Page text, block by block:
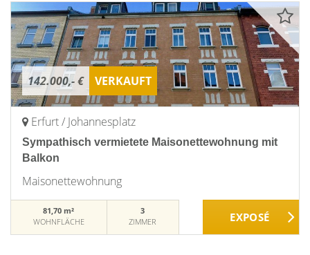
142.000,- € VERKAUFT
Erfurt / Johannesplatz
Sympathisch vermietete Maisonettewohnung mit
Balkon
Maisonettewohnung
81,70 m²
WOHNFLÄCHE
3
ZIMMER